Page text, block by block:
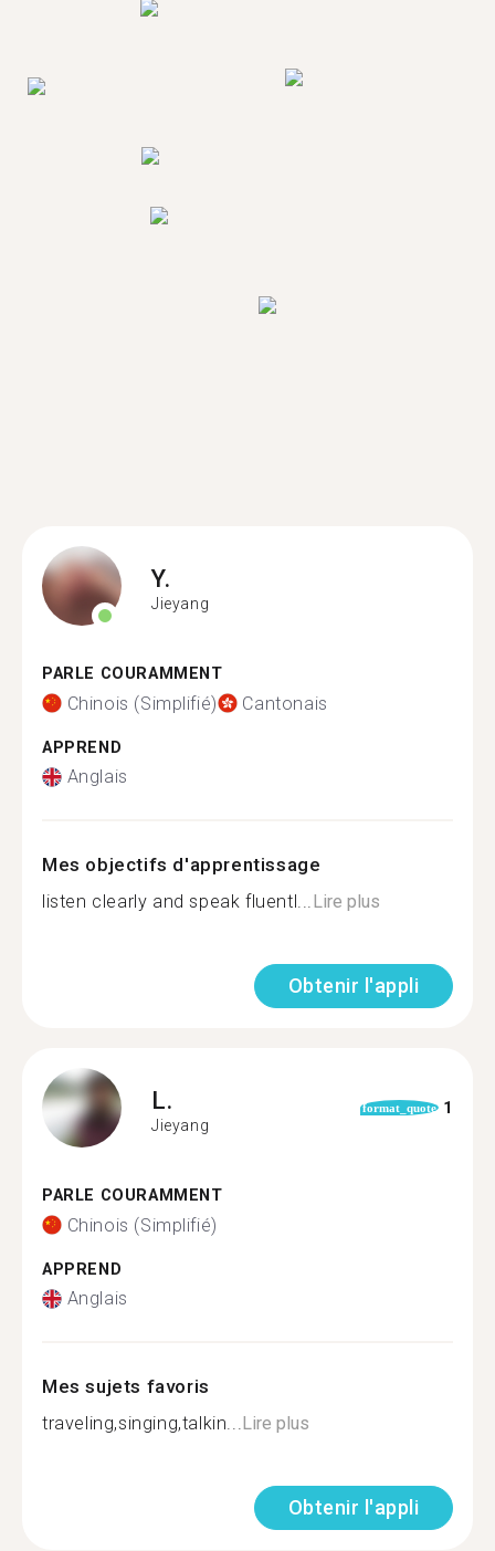
Y.
Jieyang
PARLE COURAMMENT
Chinois (Simplifié) Cantonais
APPREND
Anglais
Mes objectifs d'apprentissage
listen clearly and speak fluentl...Lire plus
Obtenir l'appli
L.
Jieyang
format_quote 1
PARLE COURAMMENT
Chinois (Simplifié)
APPREND
Anglais
Mes sujets favoris
traveling,singing,talkin...Lire plus
Obtenir l'appli